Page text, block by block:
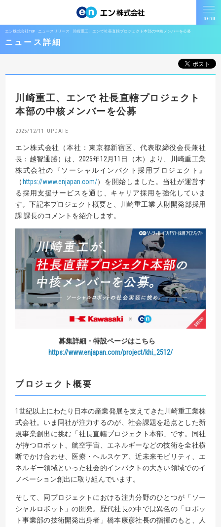
エン株式会社TOP ニュースリリース 川崎重工、エンで社長直轄プロジェクト本部の中核メンバーを公募
ニュース詳細
川崎重工、エンで 社長直轄プロジェクト
本部の中核メンバーを公募
2025/12/11
エン株式会社（本社：東京都新宿区、代表取締役会長兼社
長：越智通勝）は、2025年12月11日（木）より、川崎重工業
株式会社の『ソーシャルインパクト採用プロジェクト』
（ https://www.enjapan.com/）を開始しました。当社が運営す
る採用支援サービスを通じ、キャリア採用を強化していま
す。下記本プロジェクト概要と、川崎重工業 人財開発部採用
課 課長のコメントを紹介します。
募集詳細・特設ページはこちら
https://www.enjapan.com/project/khi_2512/
プロジェクト概要
1世紀以上にわたり日本の産業発展を支えてきた川崎重工業株
式会社。いま同社が注力するのが、社会課題を起点とした新
規事業創出に挑む「社長直轄プロジェクト本部」です。同社
が持つロボット、航空宇宙、エネルギーなどの技術を全社横
断でかけ合わせ、医療・ヘルスケア、近未来モビリティ、エ
ネルギー領域といった社会的インパクトの大きい領域でのイ
ノベーション創出に取り組んでいます。
そして、同プロジェクトにおける注力分野のひとつが「ソー
シャルロボット」の開発。歴代社長の中では異色の「ロボッ
ト事業部の技術開発出身者」橋本康彦社長の指揮のもと、人